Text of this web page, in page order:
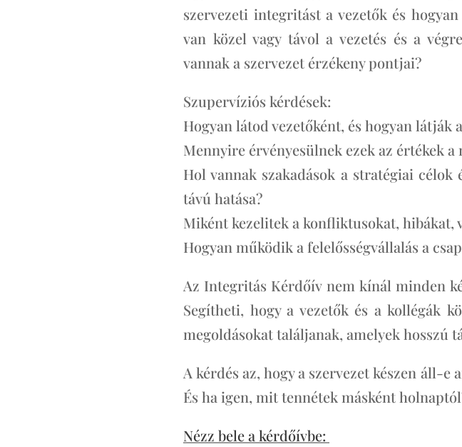
szervezeti integritást a vezetők és
van közel vagy távol a vezetés és a
vannak a szervezet érzékeny pontjai?
Szupervíziós kérdések:
Hogyan látod vezetőként, és hogyan látják
Mennyire érvényesülnek ezek az értékek
Hol vannak szakadások a stratégiai
távú hatása?
Miként kezelitek a konfliktusokat, hibákat,
Hogyan működik a felelősségvállalás a
Az Integritás Kérdőív nem kínál minden
Segítheti, hogy a vezetők és a kollégák
megoldásokat találjanak, amelyek hosszú
A kérdés az, hogy a szervezet készen áll-
És ha igen, mit tennétek másként
Nézz bele a kérdőívbe: